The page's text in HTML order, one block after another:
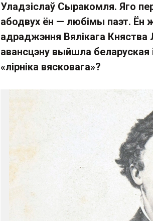
Уладзіслаў Сыракомля. Яго
абодвух ён — любімы паэт. Ён
адраджэння Вялікага Княства
авансцэну выйшла беларуская
«лірніка вясковага»?